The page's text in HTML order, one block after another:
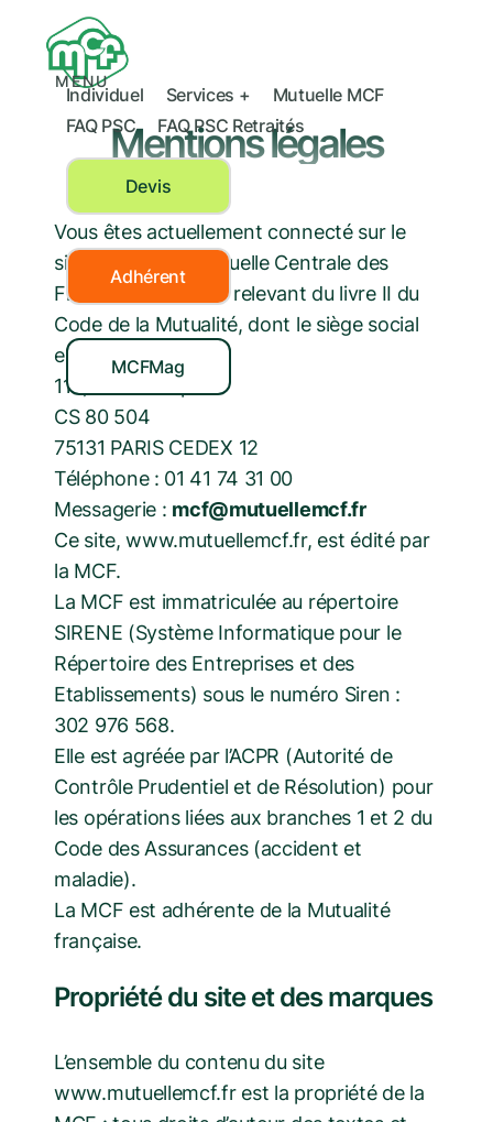
MENU
Individuel Services +
Mutuelle MCF
FAQ PSC
FAQ PSC Retraités
Devis
Adhérent
MCFMag
Mentions légales
Vous êtes actuellement connecté sur le
site de la MCF (Mutuelle Centrale des
Finances), mutuelle relevant du livre II du
Code de la Mutualité, dont le siège social
est situé :
110, rue de Picpus
CS 80 504
75131 PARIS CEDEX 12
Téléphone : 01 41 74 31 00
Messagerie : mcf@mutuellemcf.fr
Ce site, www.mutuellemcf.fr, est édité par
la MCF.
La MCF est immatriculée au répertoire
SIRENE (Système Informatique pour le
Répertoire des Entreprises et des
Etablissements) sous le numéro Siren :
302 976 568.
Elle est agréée par l’ACPR (Autorité de
Contrôle Prudentiel et de Résolution) pour
les opérations liées aux branches 1 et 2 du
Code des Assurances (accident et
maladie).
La MCF est adhérente de la Mutualité
française.
Propriété du site et des marques
L’ensemble du contenu du site
www.mutuellemcf.fr est la propriété de la